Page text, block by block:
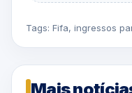
Tags: Fifa, ingressos